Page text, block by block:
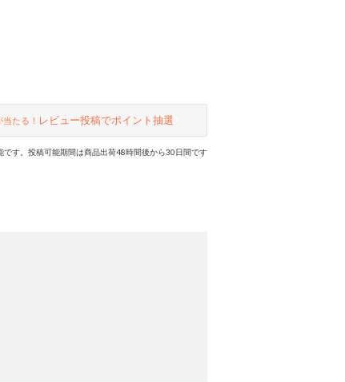
たる！ レビュー投稿でポイント抽選
す。投稿可能期間は商品出荷48時間後から30日間です